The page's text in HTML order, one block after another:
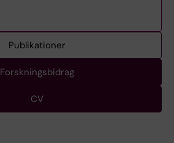
Publikationer
Forskningsbidrag
CV